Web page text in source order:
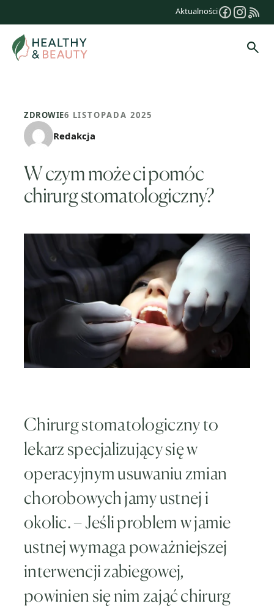
treści
Aktualności
ZDROWIE6 LISTOPADA 2025
Redakcja
W czym może ci pomóc
chirurg stomatologiczny?
Chirurg stomatologiczny to
lekarz specjalizujący się w
operacyjnym usuwaniu zmian
chorobowych jamy ustnej i
okolic. – Jeśli problem w jamie
ustnej wymaga poważniejszej
interwencji zabiegowej,
powinien się nim zająć chirurg